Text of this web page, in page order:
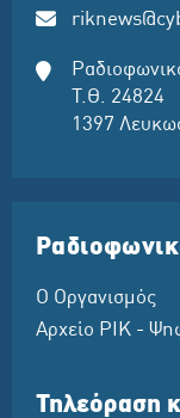
Τ.Θ. 24824
1397
Ο Οργανισμός
Αρχείο ΡΙΚ -
Τηλεόραση